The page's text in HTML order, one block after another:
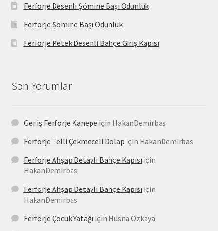
Ferforje Desenli Şömine Başı Odunluk
Ferforje Şömine Başı Odunluk
Ferforje Petek Desenli Bahçe Giriş Kapısı
Son Yorumlar
Geniş Ferforje Kanepe için HakanDemirbas
Ferforje Telli Çekmeceli Dolap için HakanDemirbas
Ferforje Ahşap Detaylı Bahçe Kapısı için
HakanDemirbas
Ferforje Ahşap Detaylı Bahçe Kapısı için
HakanDemirbas
Ferforje Çocuk Yatağı için Hüsna Özkaya